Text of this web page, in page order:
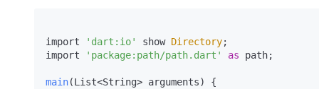
import 'dart:io' show Directory;
import
'package:path/path.dart' as path;
main(List<String> arguments) {